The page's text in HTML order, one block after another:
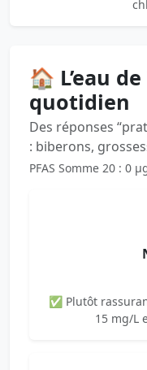
🏠 L’eau
quotidien
Des réponses
: biberons,
PFAS Somme 20 : 0
✅ Plutôt
15 mg/L